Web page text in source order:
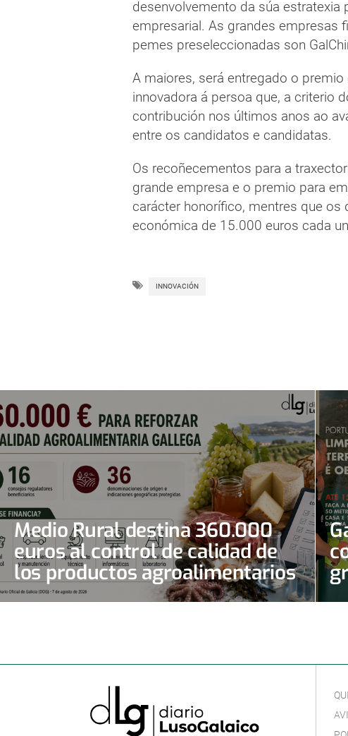
desenvolvemento da súa
empresarial. As grandes empresas
pemes preseleccionadas son
A maiores, será entregado o
innovadora á persoa que, a criterio
contribución nos últimos anos ao
entre os candidatos e candidatas.
Os recoñecementos para a
grande empresa e o premio para
carácter honorífico, mentres que
económica de 15.000 euros cada
INNOVACIÓN
Medio Rural destina 360.000
euros al control de calidad de
los productos agroalimentarios
gallegos